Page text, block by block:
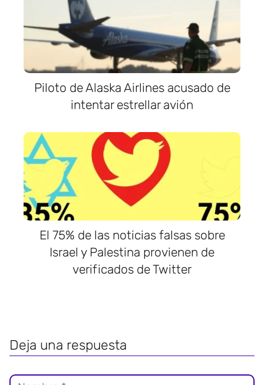
Piloto de Alaska Airlines acusado de
intentar estrellar avión
El 75% de las noticias falsas sobre
Israel y Palestina provienen de
verificados de Twitter
Deja una respuesta